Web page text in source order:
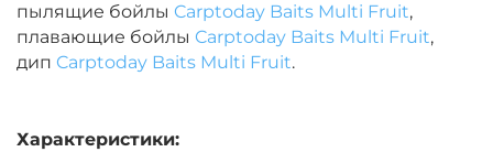
‍899‍ ₽ ‍1 058‍ +
−
пылящие бойлы Carptoday Baits Multi Fruit,
плавающие бойлы Carptoday Baits Multi Fruit,
дип Carptoday Baits Multi Fruit.
Характеристики: